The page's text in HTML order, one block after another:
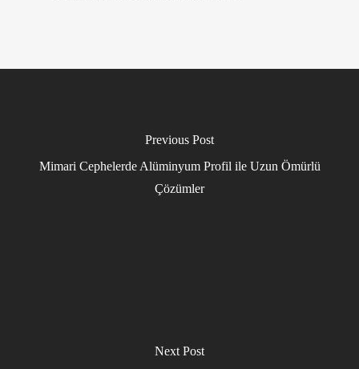
Previous Post
Mimari Cephelerde Alüminyum Profil ile Uzun Ömürlü
Çözümler
Next Post